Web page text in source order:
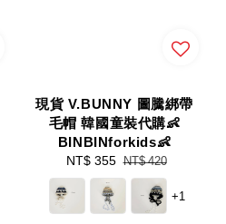
現貨 V.BUNNY 圖騰綁帶
毛帽 韓國童裝代購👶
BINBINforkids👶
Sale
price
NT$ 355 Regular
price
NT$ 420
+1